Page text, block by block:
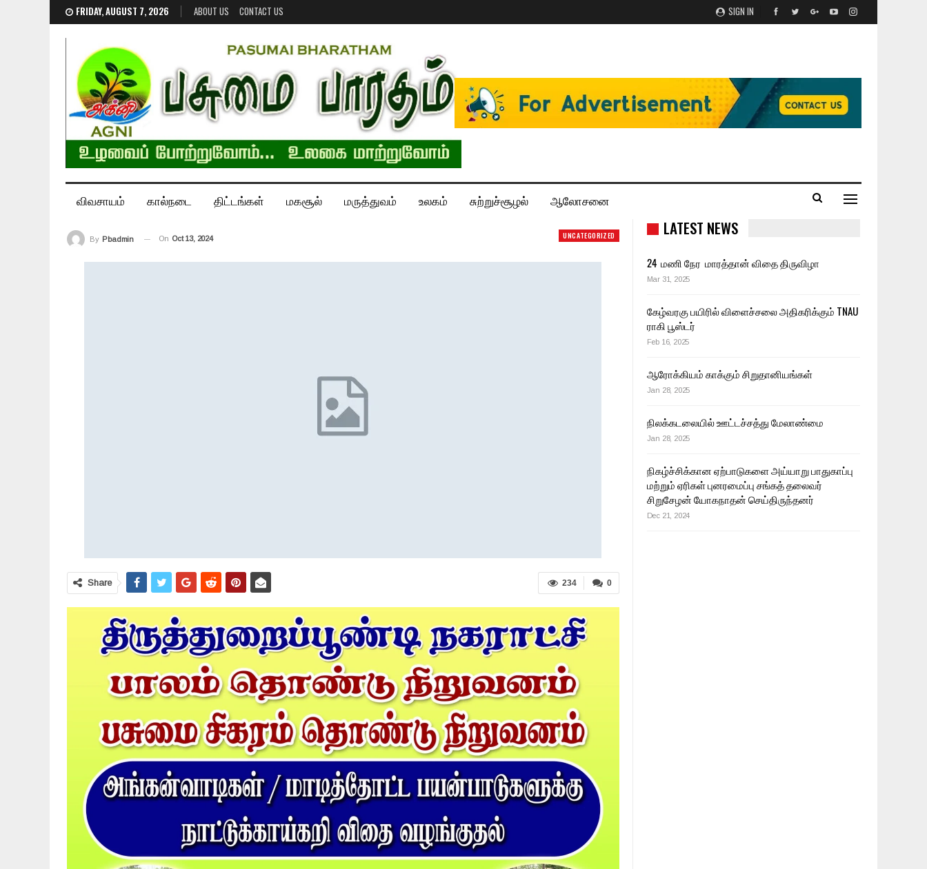
SIGN IN
FRIDAY, AUGUST 7, 2026 ABOUT US CONTACT US
விவசாயம் கால்நடை திட்டங்கள் மகசூல் மருத்துவம் உலகம் சுற்றுச்சூழல் ஆலோசனை
UNCATEGORIZED
By Pbadmin On Oct 13, 2024
0
234
Share
LATEST NEWS
24 மணி நேர மாரத்தான் விதை திருவிழா
Mar 31, 2025
கேழ்வரகு பயிரில் விளைச்சலை அதிகரிக்கும் TNAU
ராகி பூஸ்டர்
Feb 16, 2025
ஆரோக்கியம் காக்கும் சிறுதானியங்கள்
Jan 28, 2025
நிலக்கடலையில் ஊட்டச்சத்து மேலாண்மை
Jan 28, 2025
நிகழ்ச்சிக்கான ஏற்பாடுகளை அய்யாறு பாதுகாப்பு
மற்றும் ஏரிகள் புனரமைப்பு சங்கத் தலைவர்
சிறுசேழன் யோகநாதன் செய்திருந்தனர்
Dec 21, 2024